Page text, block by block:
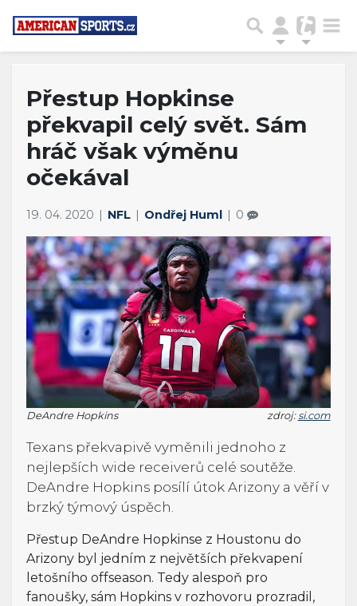
Přestup Hopkinse
překvapil celý svět. Sám
hráč však výměnu
očekával
19. 04. 2020 NFL Ondřej Huml 0
DeAndre Hopkins zdroj: si.com
Texans překvapivě vyměnili jednoho z
nejlepších wide receiverů celé soutěže.
DeAndre Hopkins posílí útok Arizony a věří v
brzký týmový úspěch.
Přestup DeAndre Hopkinse z Houstonu do
Arizony byl jedním z největších překvapení
letošního offseason. Tedy alespoň pro
fanoušky, sám Hopkins v rozhovoru prozradil,